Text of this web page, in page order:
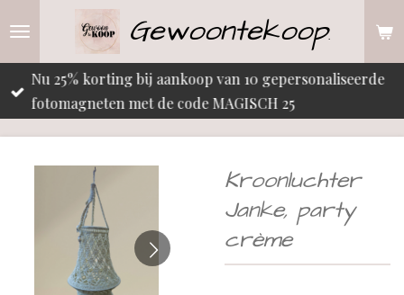
de
hoofdinhoud
Gewoontekoop.
Nu 25% korting bij aankoop van 10 gepersonaliseerde
fotomagneten met de code MAGISCH 25
Kroonluchter
Janke, party
crème